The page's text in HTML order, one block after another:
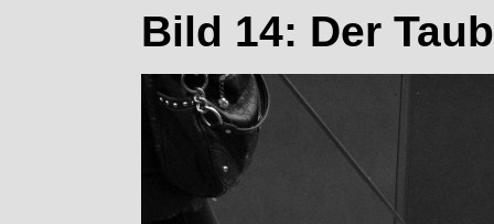
Bild 14: Der